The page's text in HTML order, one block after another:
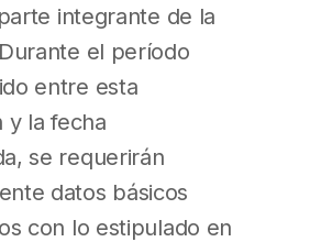
integrante de la
el período
entre esta
y la fecha
se requerirán
datos básicos
con lo estipulado en